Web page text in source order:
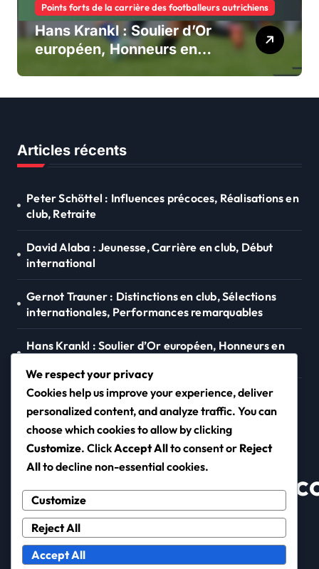
Points forts de la carrière des footballeurs autrichiens
Hans Krankl : Soulier d’Or
européen, Honneurs en
Articles récents
Peter Schöttel : Influences précoces, Réalisations en
club, Retraite
David Alaba : Jeunesse, Carrière en club, Début
international
Gernot Trauner : Distinctions en club, Sélections
internationales, Performances remarquables
Hans Krankl : Soulier d’Or européen, Honneurs en
Thomas Sabitzer : Éducation, Points forts de la
carrière, Style de jeu
We respect your privacy
Cookies help us improve your experience, deliver
personalized content, and analyze traffic. You can
choose which cookies to allow by clicking
Customize. ClickAccept Allto consent or Reject
Allto decline non-essential cookies.
Customize
Reject All
Accept All